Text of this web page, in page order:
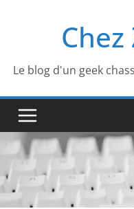
Le blog d'un geek